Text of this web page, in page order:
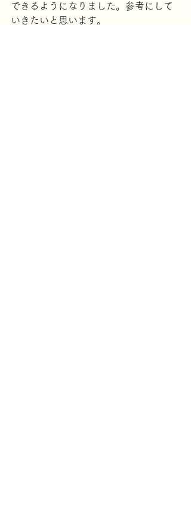
できるようになりました。参考にして
いきたいと思います。